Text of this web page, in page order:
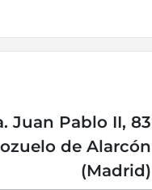
Juan Pablo II, 83
de Alarcón
(Madrid)